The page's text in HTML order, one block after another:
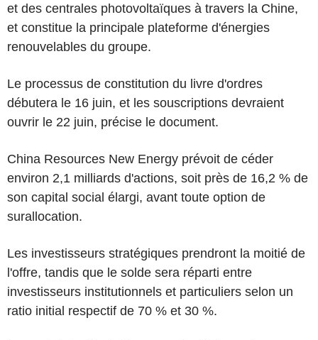
et des centrales photovoltaïques à travers la Chine,
et constitue la principale plateforme d'énergies
renouvelables du groupe.
Le processus de constitution du livre d'ordres
débutera le 16 juin, et les souscriptions devraient
ouvrir le 22 juin, précise le document.
China Resources New Energy prévoit de céder
environ 2,1 milliards d'actions, soit près de 16,2 % de
son capital social élargi, avant toute option de
surallocation.
Les investisseurs stratégiques prendront la moitié de
l'offre, tandis que le solde sera réparti entre
investisseurs institutionnels et particuliers selon un
ratio initial respectif de 70 % et 30 %.